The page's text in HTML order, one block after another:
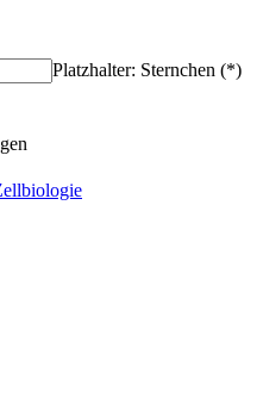
Platzhalter: Sternchen (*)